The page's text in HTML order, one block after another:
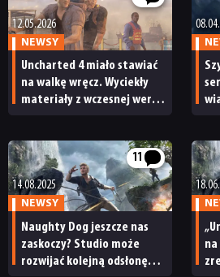
JUŻ
SKLEP
12.05.2026
NEWSY
Uncharted 4 miało stawiać
na walkę wręcz. Wyciekły
materiały z wczesnej wersji
11
14.08.2025
NEWSY
Naughty Dog jeszcze nas
zaskoczy? Studio może
rozwijać kolejną odsłonę
na